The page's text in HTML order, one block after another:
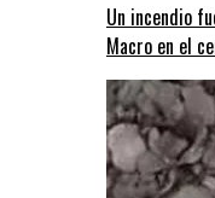
Un incendio
Macro en el